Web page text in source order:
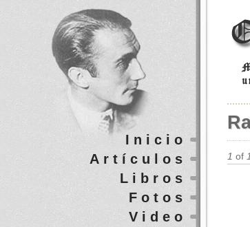
1 of
Inicio
Artículos
Libros
Fotos
Video